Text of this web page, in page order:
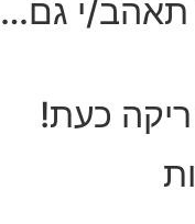
תאהב/י גם…
כעת!